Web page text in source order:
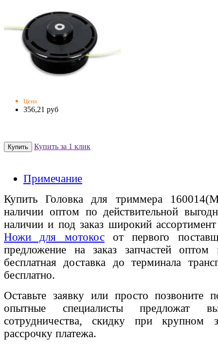
Цена:
356,21 руб
Купить за 1 клик
Примечание
Купить Головка для триммера
наличии оптом по действительной
наличии и под заказ широкий
Ножи для мотокосот первого
предложение на заказ запчастей
бесплатная доставка до терминала
бесплатно.
Оставьте заявку или просто позвоните
опытные специалисты предложат
сотрудничества, скидку при крупном
рассрочку платежа.